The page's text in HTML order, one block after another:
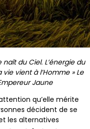
du Ciel. L’énergie du
vient à l’Homme » Le
Jaune
qu’elle mérite
décident de se
les alternatives